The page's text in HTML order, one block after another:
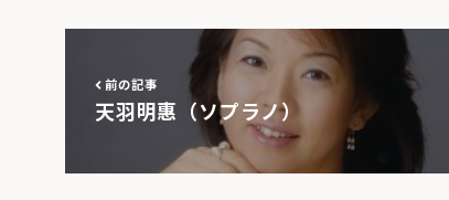
前の記事
天羽明惠（ソプラノ）